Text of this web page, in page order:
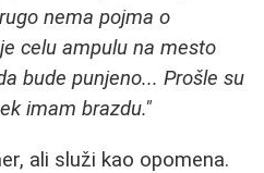
nema pojma o
celu ampulu na mesto
bude punjeno... Prošle su
imam brazdu."
ali služi kao opomena.